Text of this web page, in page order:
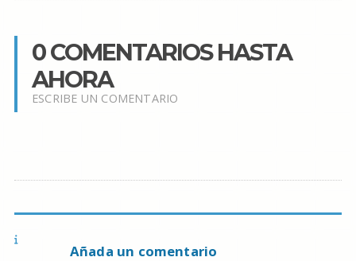
0 COMENTARIOS HASTA
AHORA
ESCRIBE UN COMENTARIO
Añada un comentario